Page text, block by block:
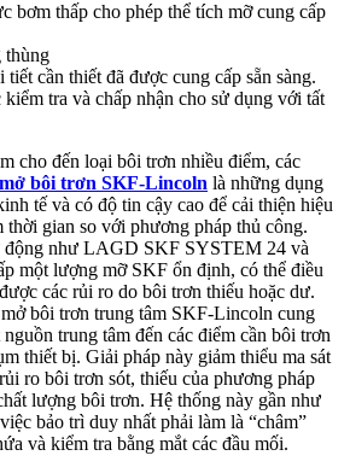
bơm thấp cho phép thể tích mỡ cung cấp
thùng
tiết cần thiết đã được cung cấp sẵn sàng.
tra và chấp nhận cho sử dụng với tất
cho đến loại bôi trơn nhiều điểm, các
bôi trơn SKF-Lincoln là những dụng
tế và có độ tin cậy cao để cải thiện hiệu
thời gian so với phương pháp thủ công.
động như LAGD SKF SYSTEM 24 và
một lượng mỡ SKF ổn định, có thể điều
các rủi ro do bôi trơn thiếu hoặc dư.
bôi trơn trung tâm SKF-Lincoln cung
trung tâm đến các điểm cần bôi trơn
thiết bị. Giải pháp này giảm thiểu ma sát
ro bôi trơn sót, thiếu của phương pháp
lượng bôi trơn. Hệ thống này gần như
bảo trì duy nhất phải làm là “châm”
và kiểm tra bằng mắt các đầu mối.